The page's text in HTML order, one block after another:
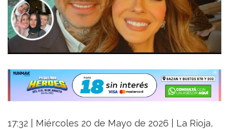
17:32 | Miércoles 20 de Mayo de 2026 | La Rioja,